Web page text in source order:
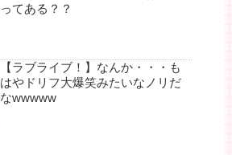
ってある？？
【ラブライブ！】なんか・・・も
はやドリフ大爆笑みたいなノリだ
なwwwww